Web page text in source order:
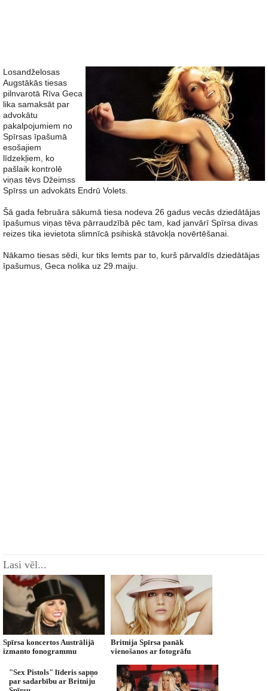
Losandželosas
Augstākās tiesas
pilnvarotā Rīva Geca
lika samaksāt par
advokātu
pakalpojumiem no
Spīrsas īpašumā
esošajiem
līdzekļiem, ko
pašlaik kontrolē
viņas tēvs Džeimss
Spīrss un advokāts Endrū Volets.
Šā gada februāra sākumā tiesa nodeva 26 gadus vecās dziedātājas
īpašumus viņas tēva pārraudzībā pēc tam, kad janvārī Spīrsa divas
reizes tika ievietota slimnīcā psihiskā stāvokļa novērtēšanai.
Nākamo tiesas sēdi, kur tiks lemts par to, kurš pārvaldīs dziedātājas
īpašumus, Geca nolika uz 29.maiju.
Lasi vēl...
Spīrsa koncertos Austrālijā
izmanto fonogrammu
Britnija Spīrsa panāk
vienošanos ar fotogrāfu
"Sex Pistols" līderis sapņo
par sadarbību ar Britniju